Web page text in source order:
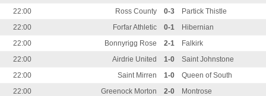
22:00
Ross County 0-3
Partick Thistle
22:00
Forfar Athletic 0-1
Hibernian
22:00
Bonnyrigg Rose 2-1
Falkirk
22:00
Airdrie United 1-0
Saint Johnstone
22:00
Saint Mirren 1-0
Queen of South
22:00
Greenock Morton 2-0
Montrose